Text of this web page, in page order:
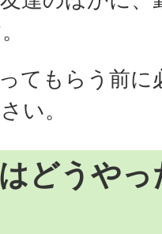
てもらう前に
い。
どうや